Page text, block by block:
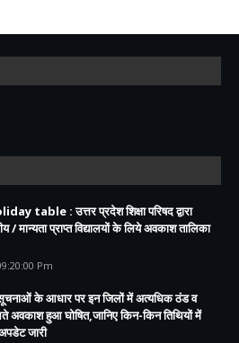
table : उत्तर प्रदेश शिक्षा परिषद द्वारा
/ मान्यता प्राप्त विद्यालयों के लिये अवकाश तालिका
Pm
के आधार पर इन जिलों में अत्यधिक ठंड व
अवकाश हुआ घोषित,जानिए किन-किन तिथियों में
जारी